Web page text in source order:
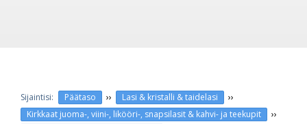
Päätaso ›› Lasi & kristalli & taidelasi ››
Kirkkaat juoma-, viini-, likööri-, snapsilasit & kahvi- ja teekupit ››